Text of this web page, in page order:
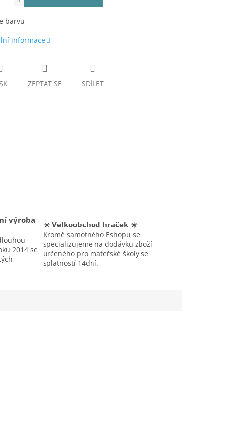
barvu
informace
ZEPTAT SE SDÍLET
výroba
2014 se
☀️ Velkoobchod hraček ☀️
Kromě samotného Eshopu se
specializujeme na dodávku zboží
určeného pro mateřské školy se
splatností 14dní.